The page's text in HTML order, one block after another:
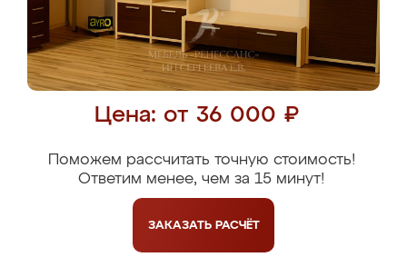
Цена: от 36 000 ₽
Поможем рассчитать точную стоимость!
Ответим менее, чем за 15 минут!
ЗАКАЗАТЬ РАСЧЁТ